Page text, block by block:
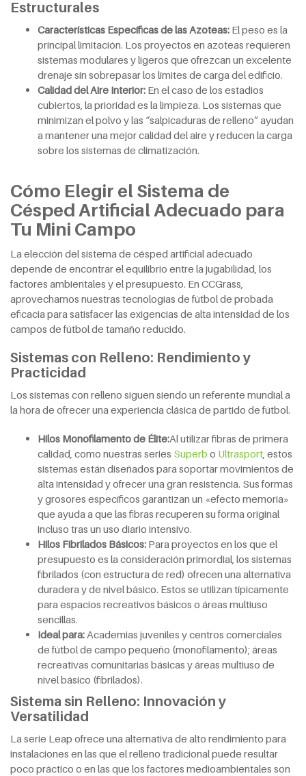
Estructurales
Características Específicas de las Azoteas: El peso es la
principal limitación. Los proyectos en azoteas requieren
sistemas modulares y ligeros que ofrezcan un excelente
drenaje sin sobrepasar los límites de carga del edificio.
Calidad del Aire Interior: En el caso de los estadios
cubiertos, la prioridad es la limpieza. Los sistemas que
minimizan el polvo y las “salpicaduras de relleno” ayudan
a mantener una mejor calidad del aire y reducen la carga
sobre los sistemas de climatización.
Cómo Elegir el Sistema de
Césped Artificial Adecuado para
Tu Mini Campo
La elección del sistema de césped artificial adecuado
depende de encontrar el equilibrio entre la jugabilidad, los
factores ambientales y el presupuesto. En CCGrass,
aprovechamos nuestras tecnologías de fútbol de probada
eficacia para satisfacer las exigencias de alta intensidad de los
campos de fútbol de tamaño reducido.
Sistemas con Relleno: Rendimiento y
Practicidad
Los sistemas con relleno siguen siendo un referente mundial a
la hora de ofrecer una experiencia clásica de partido de fútbol.
Hilos Monofilamento de Élite:Al utilizar fibras de primera
calidad, como nuestras series Superb o Ultrasport , estos
sistemas están diseñados para soportar movimientos de
alta intensidad y ofrecer una gran resistencia. Sus formas
y grosores específicos garantizan un «efecto memoria»
que ayuda a que las fibras recuperen su forma original
incluso tras un uso diario intensivo.
Hilos Fibrilados Básicos: Para proyectos en los que el
presupuesto es la consideración primordial, los sistemas
fibrilados (con estructura de red) ofrecen una alternativa
duradera y de nivel básico. Estos se utilizan típicamente
para espacios recreativos básicos o áreas multiuso
sencillas.
Idealpara: Academias juveniles y centros comerciales
de fútbol de campo pequeño (monofilamento); áreas
recreativas comunitarias básicas y áreas multiuso de
nivel básico (fibrilados).
Sistema sin Relleno: Innovación y
Versatilidad
La serie Leap ofrece una alternativa de alto rendimiento para
instalaciones en las que el relleno tradicional puede resultar
poco práctico o en las que los factores medioambientales son